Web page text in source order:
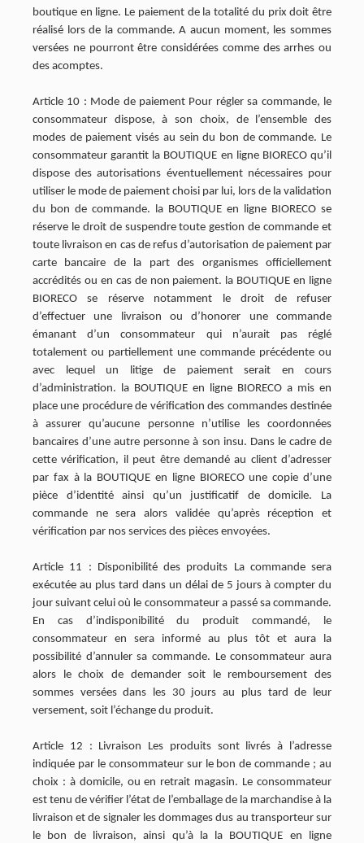
boutique en ligne. Le paiement de la totalité du prix doit être
réalisé lors de la commande. A aucun moment, les sommes
versées ne pourront être considérées comme des arrhes ou
des acomptes.
Article 10 : Mode de paiement Pour régler sa commande, le
consommateur dispose, à son choix, de l’ensemble des
modes de paiement visés au sein du bon de commande. Le
consommateur garantit la BOUTIQUE en ligne BIORECO qu’il
dispose des autorisations éventuellement nécessaires pour
utiliser le mode de paiement choisi par lui, lors de la validation
du bon de commande. la BOUTIQUE en ligne BIORECO se
réserve le droit de suspendre toute gestion de commande et
toute livraison en cas de refus d’autorisation de paiement par
carte bancaire de la part des organismes officiellement
accrédités ou en cas de non paiement. la BOUTIQUE en ligne
BIORECO se réserve notamment le droit de refuser
d’effectuer une livraison ou d’honorer une commande
émanant d’un consommateur qui n’aurait pas réglé
totalement ou partiellement une commande précédente ou
avec lequel un litige de paiement serait en cours
d’administration. la BOUTIQUE en ligne BIORECO a mis en
place une procédure de vérification des commandes destinée
à assurer qu’aucune personne n’utilise les coordonnées
bancaires d’une autre personne à son insu. Dans le cadre de
cette vérification, il peut être demandé au client d’adresser
par fax à la BOUTIQUE en ligne BIORECO une copie d’une
pièce d’identité ainsi qu’un justificatif de domicile. La
commande ne sera alors validée qu’après réception et
vérification par nos services des pièces envoyées.
Article 11 : Disponibilité des produits La commande sera
exécutée au plus tard dans un délai de 5 jours à compter du
jour suivant celui où le consommateur a passé sa commande.
En cas d’indisponibilité du produit commandé, le
consommateur en sera informé au plus tôt et aura la
possibilité d’annuler sa commande. Le consommateur aura
alors le choix de demander soit le remboursement des
sommes versées dans les 30 jours au plus tard de leur
versement, soit l’échange du produit.
Article 12 : Livraison Les produits sont livrés à l’adresse
indiquée par le consommateur sur le bon de commande ; au
choix : à domicile, ou en retrait magasin. Le consommateur
est tenu de vérifier l’état de l’emballage de la marchandise à la
livraison et de signaler les dommages dus au transporteur sur
le bon de livraison, ainsi qu’à la la BOUTIQUE en ligne